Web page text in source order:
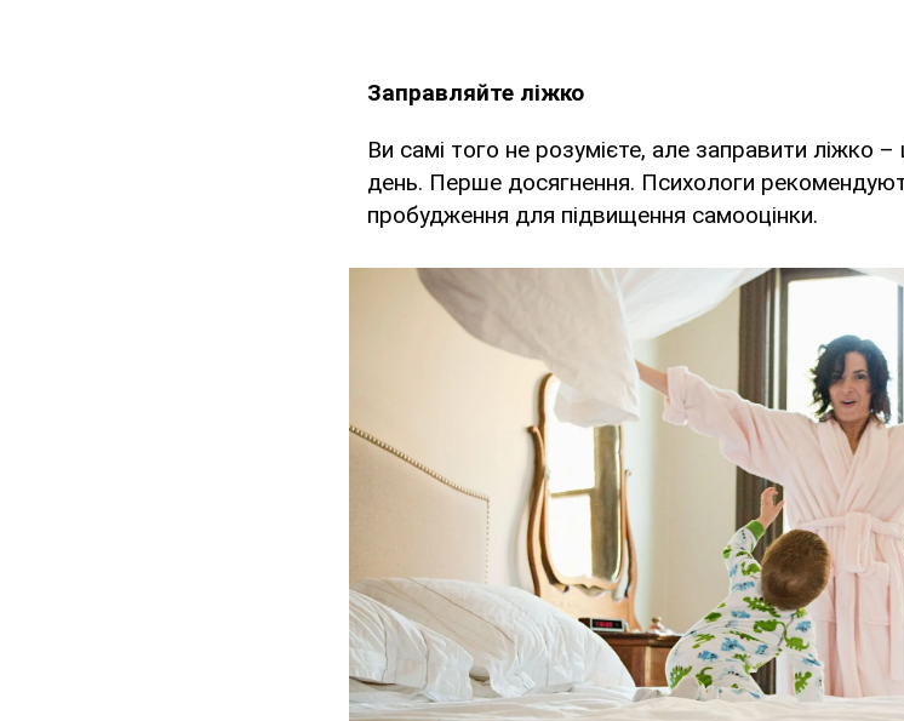
Заправляйте ліжко
Ви самі того не розумієте, але заправити ліжко
день. Перше досягнення. Психологи
пробудження для підвищення самооцінки.